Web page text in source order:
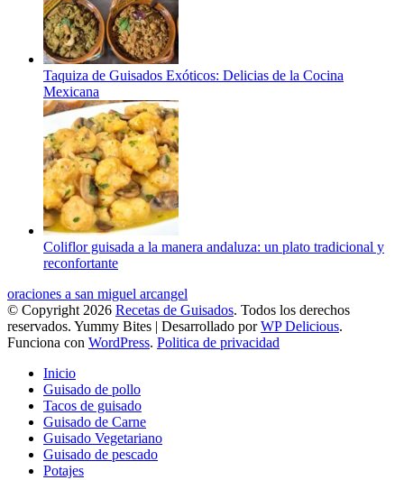
Taquiza de Guisados Exóticos: Delicias de la Cocina
Mexicana
Coliflor guisada a la manera andaluza: un plato tradicional y
reconfortante
oraciones a san miguel arcangel
© Copyright 2026 Recetas de Guisados. Todos los derechos
reservados. Yummy Bites | Desarrollado porWP Delicious.
Funciona con WordPress. Politica de privacidad
Inicio
Guisado de pollo
Tacos de guisado
Guisado de Carne
Guisado Vegetariano
Guisado de pescado
Potajes